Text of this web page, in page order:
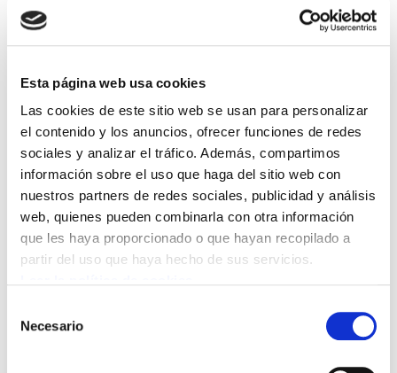
Esta página web usa cookies
Las cookies de este sitio web se usan para personalizar
el contenido y los anuncios, ofrecer funciones de redes
sociales y analizar el tráfico. Además, compartimos
información sobre el uso que haga del sitio web con
nuestros partners de redes sociales, publicidad y análisis
web, quienes pueden combinarla con otra información
que les haya proporcionado o que hayan recopilado a
partir del uso que haya hecho de sus servicios.
Necesario
Osakidetza, sistemáticamente incurre en un
fraude de ley, al realizar contratos eventuales
esta forma, a día de hoy, hay personas que no
teniendo acreditado el perfil de euskera, están
trabajando en puestos en los que el citado
perfil es preceptivo, es decir requisito
imprescindible. Por lo tanto esta grave
irregularidad posibilita el que no se cumplan
los porcentajes establecidos en los planes de
euskera de las distintas organizaciones, y es
habitualmente para seguir fomentando el
enchufismo.